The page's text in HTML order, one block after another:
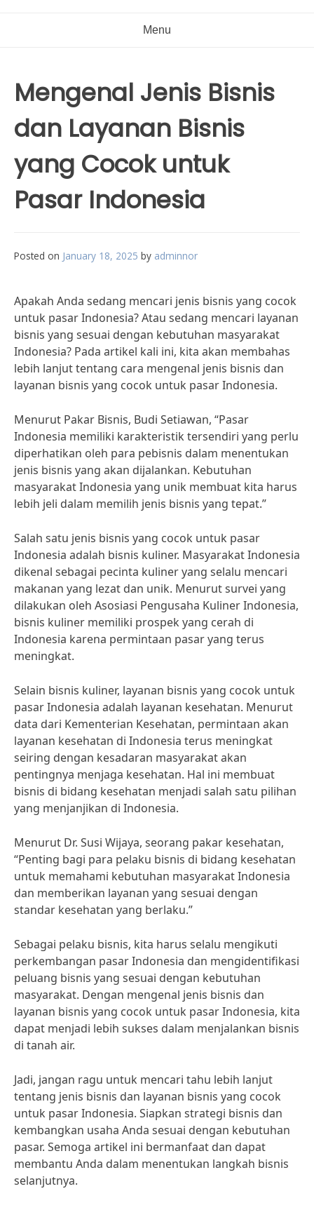
Menu
Mengenal Jenis Bisnis
dan Layanan Bisnis
yang Cocok untuk
Pasar Indonesia
Posted on January 18, 2025 by adminnor
Apakah Anda sedang mencari jenis bisnis yang cocok
untuk pasar Indonesia? Atau sedang mencari layanan
bisnis yang sesuai dengan kebutuhan masyarakat
Indonesia? Pada artikel kali ini, kita akan membahas
lebih lanjut tentang cara mengenal jenis bisnis dan
layanan bisnis yang cocok untuk pasar Indonesia.
Menurut Pakar Bisnis, Budi Setiawan, “Pasar
Indonesia memiliki karakteristik tersendiri yang perlu
diperhatikan oleh para pebisnis dalam menentukan
jenis bisnis yang akan dijalankan. Kebutuhan
masyarakat Indonesia yang unik membuat kita harus
lebih jeli dalam memilih jenis bisnis yang tepat.”
Salah satu jenis bisnis yang cocok untuk pasar
Indonesia adalah bisnis kuliner. Masyarakat Indonesia
dikenal sebagai pecinta kuliner yang selalu mencari
makanan yang lezat dan unik. Menurut survei yang
dilakukan oleh Asosiasi Pengusaha Kuliner Indonesia,
bisnis kuliner memiliki prospek yang cerah di
Indonesia karena permintaan pasar yang terus
meningkat.
Selain bisnis kuliner, layanan bisnis yang cocok untuk
pasar Indonesia adalah layanan kesehatan. Menurut
data dari Kementerian Kesehatan, permintaan akan
layanan kesehatan di Indonesia terus meningkat
seiring dengan kesadaran masyarakat akan
pentingnya menjaga kesehatan. Hal ini membuat
bisnis di bidang kesehatan menjadi salah satu pilihan
yang menjanjikan di Indonesia.
Menurut Dr. Susi Wijaya, seorang pakar kesehatan,
“Penting bagi para pelaku bisnis di bidang kesehatan
untuk memahami kebutuhan masyarakat Indonesia
dan memberikan layanan yang sesuai dengan
standar kesehatan yang berlaku.”
Sebagai pelaku bisnis, kita harus selalu mengikuti
perkembangan pasar Indonesia dan mengidentifikasi
peluang bisnis yang sesuai dengan kebutuhan
masyarakat. Dengan mengenal jenis bisnis dan
layanan bisnis yang cocok untuk pasar Indonesia, kita
dapat menjadi lebih sukses dalam menjalankan bisnis
di tanah air.
Jadi, jangan ragu untuk mencari tahu lebih lanjut
tentang jenis bisnis dan layanan bisnis yang cocok
untuk pasar Indonesia. Siapkan strategi bisnis dan
kembangkan usaha Anda sesuai dengan kebutuhan
pasar. Semoga artikel ini bermanfaat dan dapat
membantu Anda dalam menentukan langkah bisnis
selanjutnya.